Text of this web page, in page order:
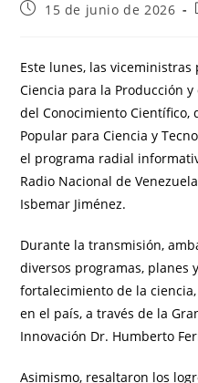
15 de junio de 2026
Este lunes, las
Ciencia para la Producción
del Conocimiento
Popular para Ciencia y
el programa radial
Radio Nacional de
Isbemar Jiménez.
Durante la transmisión,
diversos programas, planes
fortalecimiento de la
en el país, a través de la
Innovación Dr. Humberto
Asimismo, resaltaron los